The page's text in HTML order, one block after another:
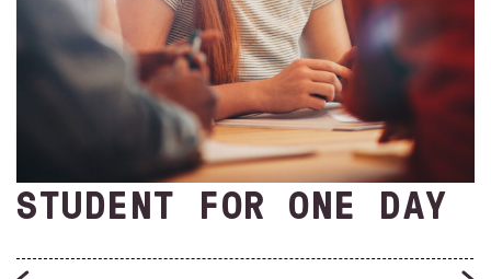
STUDENT FOR ONE DAY